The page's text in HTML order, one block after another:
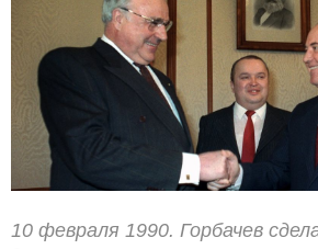
10 февраля 1990. Горбачев